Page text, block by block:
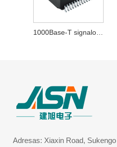
1000Base-T signalo transformatorius
Adresas: Xiaxin Road,